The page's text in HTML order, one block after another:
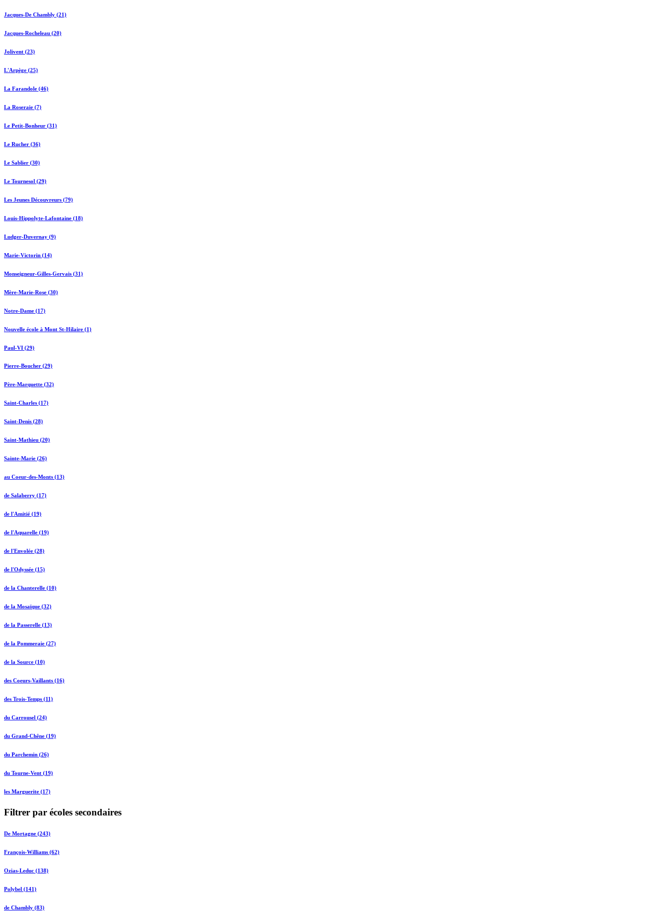
Jacques-De Chambly (21)
Jacques-Rocheleau (20)
Jolivent (23)
L'Arpège (25)
La Farandole (46)
La Roseraie (7)
Le Petit-Bonheur (31)
Le Rucher (36)
Le Sablier (30)
Le Tournesol (29)
Les Jeunes Découvreurs (79)
Louis-Hippolyte-Lafontaine (18)
Ludger-Duvernay (9)
Marie-Victorin (14)
Monseigneur-Gilles-Gervais (31)
Mère-Marie-Rose (30)
Notre-Dame (17)
Nouvelle école à Mont St-Hilaire (1)
Paul-VI (29)
Pierre-Boucher (29)
Père-Marquette (32)
Saint-Charles (17)
Saint-Denis (28)
Saint-Mathieu (20)
Sainte-Marie (26)
au Coeur-des-Monts (13)
de Salaberry (17)
de l'Amitié (19)
de l'Aquarelle (19)
de l'Envolée (28)
de l'Odyssée (15)
de la Chanterelle (10)
de la Mosaïque (32)
de la Passerelle (13)
de la Pommeraie (27)
de la Source (10)
des Coeurs-Vaillants (16)
des Trois-Temps (11)
du Carrousel (24)
du Grand-Chêne (19)
du Parchemin (26)
du Tourne-Vent (19)
les Marguerite (17)
Filtrer par écoles secondaires
De Mortagne (243)
François-Williams (62)
Ozias-Leduc (138)
Polybel (141)
de Chambly (83)